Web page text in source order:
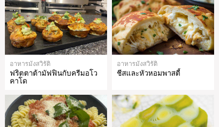
อาหารมังสวิรัติ
ฟริตตาต้ามัฟฟินกับครีมอโว
คาโด
อาหารมังสวิรัติ
ชีสและหัวหอมพาสตี้